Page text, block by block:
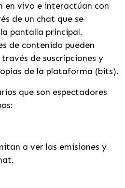
en vivo e interactúan con
de un chat que se
pantalla principal.
de contenido pueden
de suscripciones y
de la plataforma (bits).
que son espectadores
a ver las emisiones y